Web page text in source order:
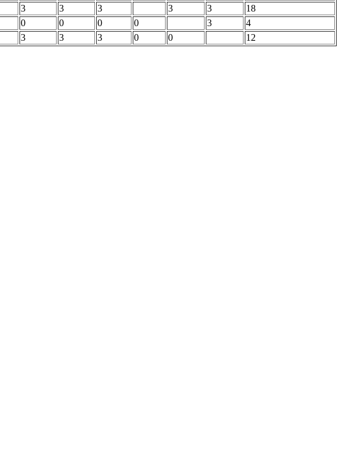
3 3 3 3 3
18
0 0 0 0 3
4
3 3 3 0 0 12